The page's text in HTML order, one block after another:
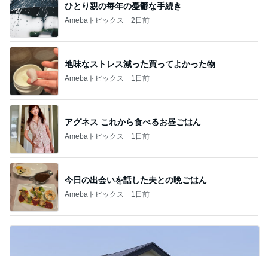
ひとり親の毎年の憂鬱な手続き
Amebaトピックス 2日前
地味なストレス減った買ってよかった物
Amebaトピックス 1日前
アグネス これから食べるお昼ごはん
Amebaトピックス 1日前
今日の出会いを話した夫との晩ごはん
Amebaトピックス 1日前